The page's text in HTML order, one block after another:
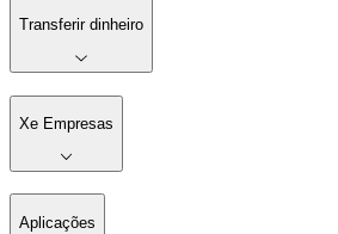
Transferir dinheiro
Xe Empresas
Aplicações